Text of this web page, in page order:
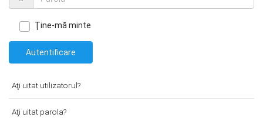
Ţine-mă minte
Autentificare
Aţi uitat utilizatorul?
Aţi uitat parola?